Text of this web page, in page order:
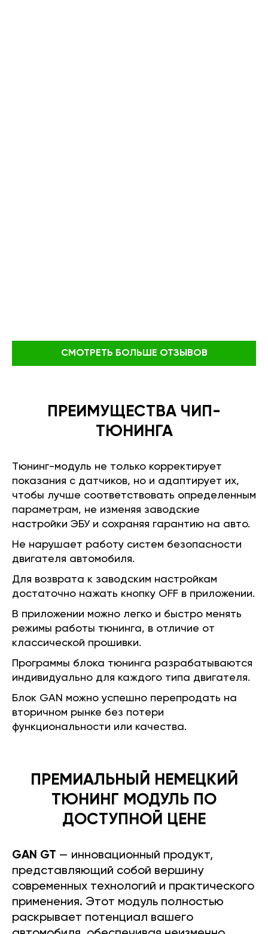
СМОТРЕТЬ БОЛЬШЕ ОТЗЫВОВ
ПРЕИМУЩЕСТВА ЧИП-
ТЮНИНГА
Тюнинг-модуль не только корректирует
показания с датчиков, но и адаптирует их,
чтобы лучше соответствовать определенным
параметрам, не изменяя заводские
настройки ЭБУ и сохраняя гарантию на авто.
Не нарушает работу систем безопасности
двигателя автомобиля.
Для возврата к заводским настройкам
достаточно нажать кнопку OFF в приложении.
В приложении можно легко и быстро менять
режимы работы тюнинга, в отличие от
классической прошивки.
Программы блока тюнинга разрабатываются
индивидуально для каждого типа двигателя.
Блок GAN можно успешно перепродать на
вторичном рынке без потери
функциональности или качества.
ПРЕМИАЛЬНЫЙ НЕМЕЦКИЙ
ТЮНИНГ МОДУЛЬ ПО
ДОСТУПНОЙ ЦЕНЕ
GAN GT — инновационный продукт,
представляющий собой вершину
современных технологий и практического
применения. Этот модуль полностью
раскрывает потенциал вашего